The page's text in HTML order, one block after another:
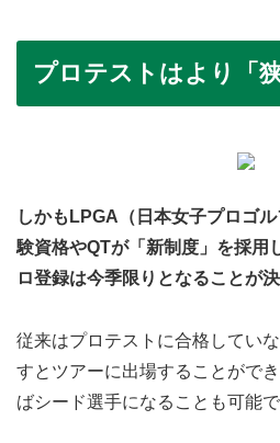
プロテストはより「
しかもLPGA（日本女子プロゴ
験資格やQTが「新制度」を採用
ロ登録は今季限りとなることが
従来はプロテストに合格してい
すとツアーに出場することがで
ばシード選手になることも可能で